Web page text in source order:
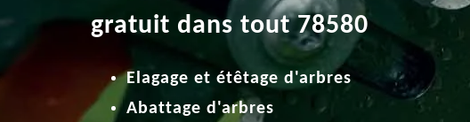
gratuit dans tout 78580
Elagage et étêtage d'arbres
Abattage d'arbres